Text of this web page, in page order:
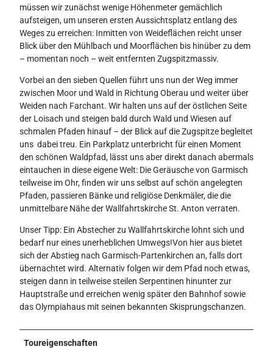
müssen wir zunächst wenige Höhenmeter gemächlich
aufsteigen, um unseren ersten Aussichtsplatz entlang des
Weges zu erreichen: Inmitten von Weideflächen reicht unser
Blick über den Mühlbach und Moorflächen bis hinüber zu dem
– momentan noch – weit entfernten Zugspitzmassiv.
Vorbei an den sieben Quellen führt uns nun der Weg immer
zwischen Moor und Wald in Richtung Oberau und weiter über
Weiden nach Farchant. Wir halten uns auf der östlichen Seite
der Loisach und steigen bald durch Wald und Wiesen auf
schmalen Pfaden hinauf – der Blick auf die Zugspitze begleitet
uns dabei treu. Ein Parkplatz unterbricht für einen Moment
den schönen Waldpfad, lässt uns aber direkt danach abermals
eintauchen in diese eigene Welt: Die Geräusche von Garmisch
teilweise im Ohr, finden wir uns selbst auf schön angelegten
Pfaden, passieren Bänke und religiöse Denkmäler, die die
unmittelbare Nähe der Wallfahrtskirche St. Anton verraten.
Unser Tipp: Ein Abstecher zu Wallfahrtskirche lohnt sich und
bedarf nur eines unerheblichen Umwegs!Von hier aus bietet
sich der Abstieg nach Garmisch-Partenkirchen an, falls dort
übernachtet wird. Alternativ folgen wir dem Pfad noch etwas,
steigen dann in teilweise steilen Serpentinen hinunter zur
Hauptstraße und erreichen wenig später den Bahnhof sowie
das Olympiahaus mit seinen bekannten Skisprungschanzen.
Toureigenschaften